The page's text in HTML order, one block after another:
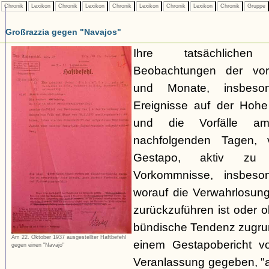
Chronik Lexikon Chronik Lexikon Chronik Lexikon Chronik Lexikon Chronik Gruppe
Großrazzia gegen "Navajos"
Am 22. Oktober 1937 ausgestellter Haftbefehl
gegen einen "Navajo"
Ihre
Beobachtungen der
und Monate,
Ereignisse auf der
und die Vorfälle
nachfolgenden
Gestapo, aktiv zu
Vorkommnisse,
worauf die
zurückzuführen ist oder
bündische Tendenz
einem Gestapobericht
Veranlassung gegeben,